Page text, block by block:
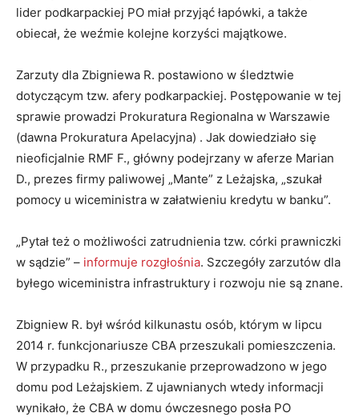
lider podkarpackiej PO miał przyjąć łapówki, a także
obiecał, że weźmie kolejne korzyści majątkowe.
Zarzuty dla Zbigniewa R. postawiono w śledztwie
dotyczącym tzw. afery podkarpackiej. Postępowanie w tej
sprawie prowadzi Prokuratura Regionalna w Warszawie
(dawna Prokuratura Apelacyjna) . Jak dowiedziało się
nieoficjalnie RMF F., główny podejrzany w aferze Marian
D., prezes firmy paliwowej „Mante” z Leżajska, „szukał
pomocy u wiceministra w załatwieniu kredytu w banku”.
„Pytał też o możliwości zatrudnienia tzw. córki prawniczki
w sądzie” – informuje rozgłośnia. Szczegóły zarzutów dla
byłego wiceministra infrastruktury i rozwoju nie są znane.
Zbigniew R. był wśród kilkunastu osób, którym w lipcu
2014 r. funkcjonariusze CBA przeszukali pomieszczenia.
W przypadku R., przeszukanie przeprowadzono w jego
domu pod Leżajskiem. Z ujawnianych wtedy informacji
wynikało, że CBA w domu ówczesnego posła PO